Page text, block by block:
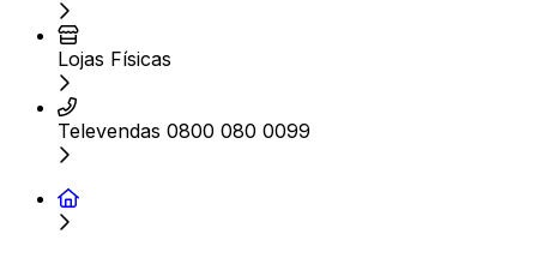
Lojas Físicas
Televendas 0800 080 0099